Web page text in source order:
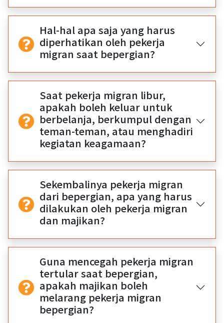
Hal-hal apa saja yang harus
diperhatikan oleh pekerja
migran saat bepergian?
Saat pekerja migran libur,
apakah boleh keluar untuk
berbelanja, berkumpul dengan
teman-teman, atau menghadiri
kegiatan keagamaan?
Sekembalinya pekerja migran
dari bepergian, apa yang harus
dilakukan oleh pekerja migran
dan majikan?
Guna mencegah pekerja migran
tertular saat bepergian,
apakah majikan boleh
melarang pekerja migran
bepergian?